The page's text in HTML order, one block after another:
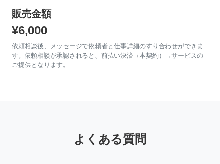
販売金額
¥6,000
依頼相談後、メッセージで依頼者と仕事詳細のすり合わせができま
す。依頼相談が承認されると、前払い決済（本契約）→サービスの
ご提供となります。
よくある質問